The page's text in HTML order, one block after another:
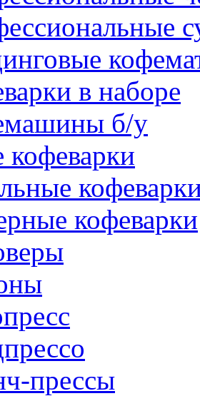
в наборе
б/у
кофеварки
прессы